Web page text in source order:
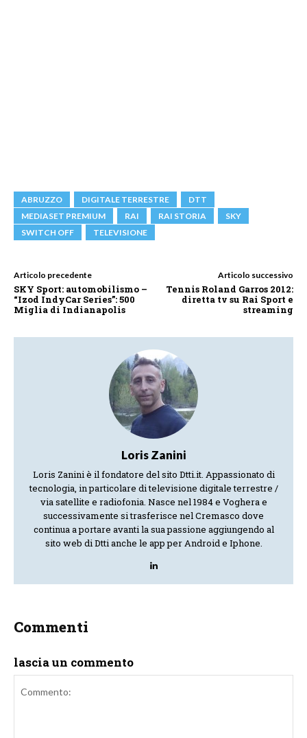
ABRUZZO DIGITALE TERRESTRE
DTT
MEDIASET PREMIUM
RAI RAI STORIA
SKY
SWITCH OFF
TELEVISIONE
Articolo precedente
SKY Sport: automobilismo –
“Izod IndyCar Series”: 500
Miglia di Indianapolis
Articolo successivo
Tennis Roland Garros 2012:
diretta tv su Rai Sport e
streaming
Loris Zanini
Loris Zanini è il fondatore del sito Dtti.it. Appassionato di
tecnologia, in particolare di televisione digitale terrestre /
via satellite e radiofonia. Nasce nel 1984 e Voghera e
successivamente si trasferisce nel Cremasco dove
continua a portare avanti la sua passione aggiungendo al
sito web di Dtti anche le app per Android e Iphone.
Commenti
lascia un commento